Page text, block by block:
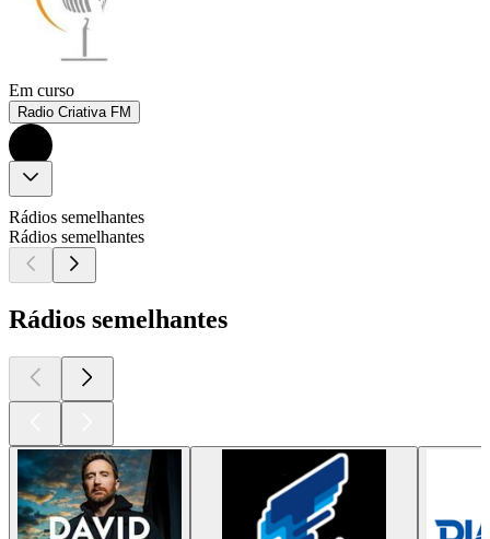
Em curso
Radio Criativa FM
Rádios semelhantes
Rádios semelhantes
Rádios semelhantes